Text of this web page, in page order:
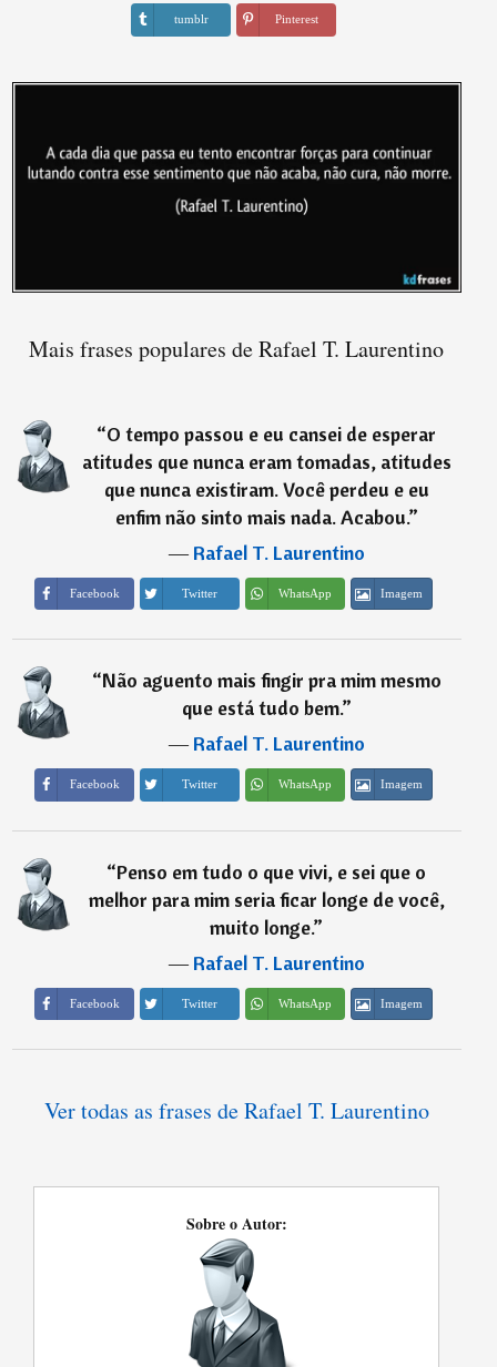
tumblr Pinterest
Mais frases populares de Rafael T. Laurentino
“O tempo passou e eu cansei de esperar
atitudes que nunca eram tomadas, atitudes
que nunca existiram. Você perdeu e eu
enfim não sinto mais nada. Acabou.”
―Rafael T. Laurentino
Facebook Twitter WhatsApp Imagem
“Não aguento mais fingir pra mim mesmo
que está tudo bem.”
―Rafael T. Laurentino
Facebook Twitter WhatsApp Imagem
“Penso em tudo o que vivi, e sei que o
melhor para mim seria ficar longe de você,
muito longe.”
―Rafael T. Laurentino
Facebook Twitter WhatsApp Imagem
Ver todas as frases de Rafael T. Laurentino
Sobre o Autor: